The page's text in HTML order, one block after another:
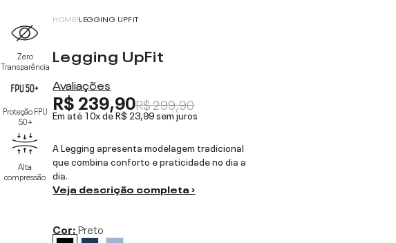
Zero
Transparência
Proteção FPU
50+
Alta
compressão
HOME LEGGING UPFIT
Legging UpFit
Avaliações
R$ 239,90R$ 299,90
Em até 10x deR$ 23,99sem juros
A Legging apresenta modelagem tradicional
que combina conforto e praticidade no dia a
dia.
Veja descrição completa ›
Cor:Preto